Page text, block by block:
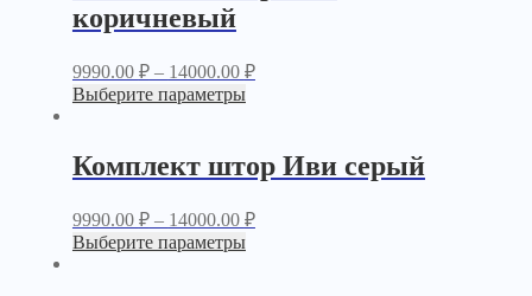
коричневый
9990.00 ₽– 14000.00 ₽
Выберите параметры
Комплект штор Иви серый
9990.00 ₽– 14000.00 ₽
Выберите параметры